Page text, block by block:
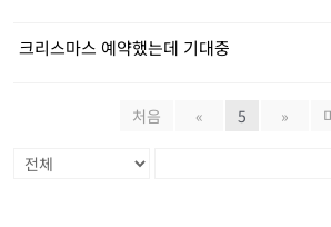
크리스마스 예약했는데 기대중
처음 « 5 »